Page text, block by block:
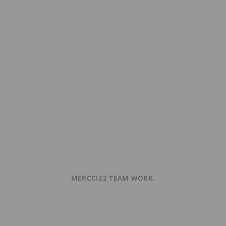
MERCCI22 TEAM WORK.